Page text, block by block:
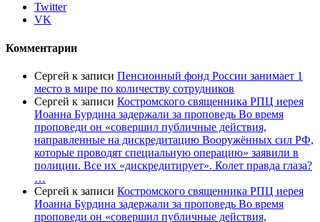
Twitter
VK
Комментарии
Сергей к записи Пенсионный фонд России занимает 1
место в мире по количеству сотрудников
Сергей к записи Костромского священника РПЦ иерея
Иоанна Бурдина задержали за проповедь Во время
проповеди он «совершил публичные действия,
направленные на дискредитацию Вооружённых сил РФ,
которые проводят специальную операцию» заявили в
полиции. Все их «дискредитирует». Колет правда глаза?
…
Сергей к записи Костромского священника РПЦ иерея
Иоанна Бурдина задержали за проповедь Во время
проповеди он «совершил публичные действия,